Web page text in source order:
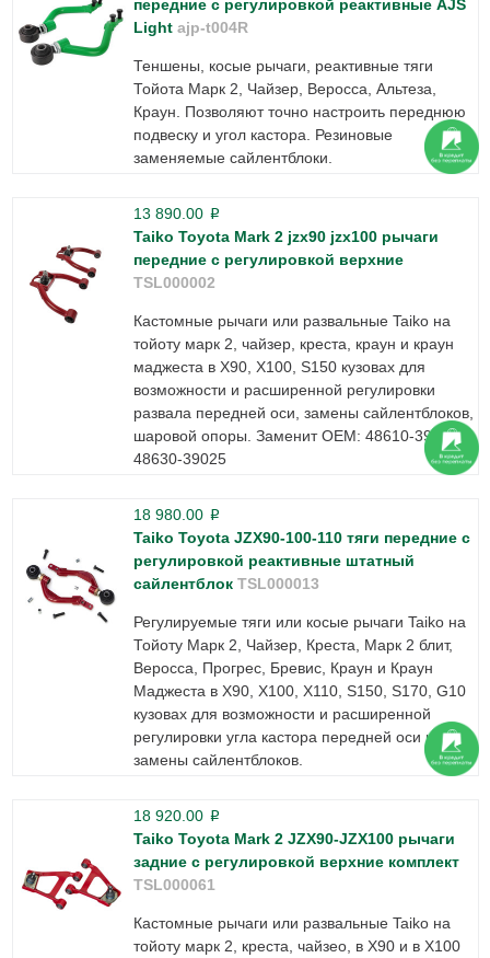
передние с регулировкой реактивные AJS
Light ajp-t004R
Теншены, косые рычаги, реактивные тяги
Тойота Марк 2, Чайзер, Веросса, Альтеза,
Краун. Позволяют точно настроить переднюю
подвеску и угол кастора. Резиновые
заменяемые сайлентблоки.
13 890.00 p
Taiko Toyota Mark 2 jzx90 jzx100 рычаги
передние с регулировкой верхние
TSL000002
Кастомные рычаги или развальные Taiko на
тойоту марк 2, чайзер, креста, краун и краун
маджеста в X90, X100, S150 кузовах для
возможности и расширенной регулировки
развала передней оси, замены сайлентблоков,
шаровой опоры. Заменит ОЕМ: 48610-39045,
48630-39025
18 980.00 p
Taiko Toyota JZX90-100-110 тяги передние с
регулировкой реактивные штатный
сайлентблок TSL000013
Регулируемые тяги или косые рычаги Taiko на
Тойоту Марк 2, Чайзер, Креста, Марк 2 блит,
Веросса, Прогрес, Бревис, Краун и Краун
Маджеста в Х90, Х100, Х110, S150, S170, G10
кузовах для возможности и расширенной
регулировки угла кастора передней оси и
замены сайлентблоков.
18 920.00 p
Taiko Toyota Mark 2 JZX90-JZX100 рычаги
задние с регулировкой верхние комплект
TSL000061
Кастомные рычаги или развальные Taiko на
тойоту марк 2, креста, чайзео, в Х90 и в Х100